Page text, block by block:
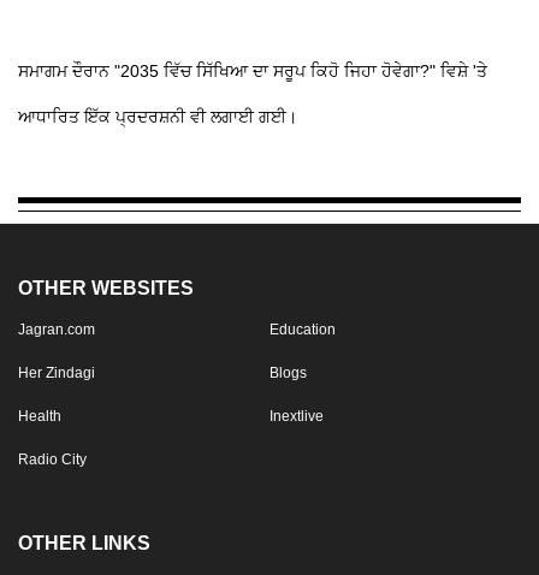
ਸਮਾਗਮ ਦੌਰਾਨ "2035 ਵਿੱਚ ਸਿੱਖਿਆ ਦਾ ਸਰੂਪ ਕਿਹੋ ਜਿਹਾ ਹੋਵੇਗਾ?" ਵਿਸ਼ੇ 'ਤੇ
ਆਧਾਰਿਤ ਇੱਕ ਪ੍ਰਦਰਸ਼ਨੀ ਵੀ ਲਗਾਈ ਗਈ।
OTHER WEBSITES
Jagran.com Education
Her Zindagi Blogs
Health Inextlive
Radio City
OTHER LINKS